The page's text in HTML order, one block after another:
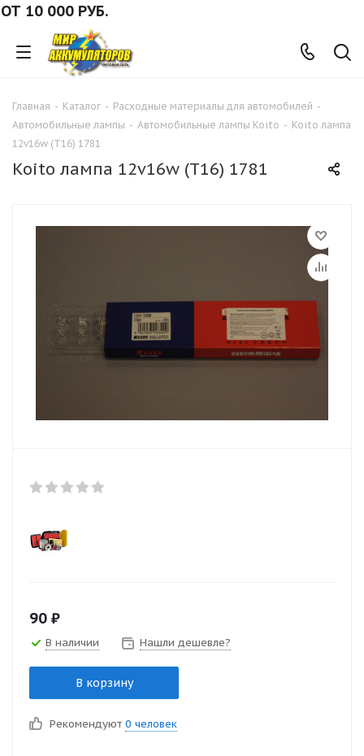
000 РУБ.
Главная - Каталог - Расходные материалы для автомобилей -
Автомобильные лампы - Автомобильные лампы Koito - Koito лампа
12v16w (T16) 1781
Koito лампа 12v16w (T16) 1781
90 ₽
В наличии Нашли дешевле?
В корзину
Рекомендуют 0 человек